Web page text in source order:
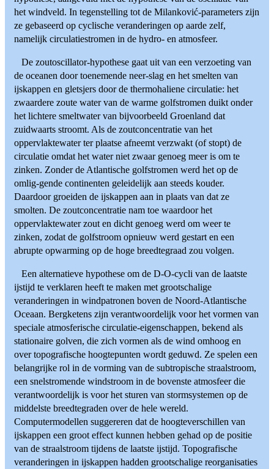
het windveld. In tegenstelling tot de Milanković-parameters zijn
ze gebaseerd op cyclische veranderingen op aarde zelf,
namelijk circulatiestromen in de hydro- en atmosfeer.
De zoutoscillator-hypothese gaat uit van een verzoeting van
de oceanen door toenemende neer-slag en het smelten van
ijskappen en gletsjers door de thermohaliene circulatie: het
zwaardere zoute water van de warme golfstromen duikt onder
het lichtere smeltwater van bijvoorbeeld Groenland dat
zuidwaarts stroomt. Als de zoutconcentratie van het
oppervlaktewater ter plaatse afneemt verzwakt (of stopt) de
circulatie omdat het water niet zwaar genoeg meer is om te
zinken. Zonder de Atlantische golfstromen werd het op de
omlig-gende continenten geleidelijk aan steeds kouder.
Daardoor groeiden de ijskappen aan in plaats van dat ze
smolten. De zoutconcentratie nam toe waardoor het
oppervlaktewater zout en dicht genoeg werd om weer te
zinken, zodat de golfstroom opnieuw werd gestart en een
abrupte opwarming op de hoge breedtegraad zou volgen.
Een alternatieve hypothese om de D-O-cycli van de laatste
ijstijd te verklaren heeft te maken met grootschalige
veranderingen in windpatronen boven de Noord-Atlantische
Oceaan. Bergketens zijn verantwoordelijk voor het vormen van
speciale atmosferische circulatie-eigenschappen, bekend als
stationaire golven, die zich vormen als de wind omhoog en
over topografische hoogtepunten wordt geduwd. Ze spelen een
belangrijke rol in de vorming van de subtropische straalstroom,
een snelstromende windstroom in de bovenste atmosfeer die
verantwoordelijk is voor het sturen van stormsystemen op de
middelste breedtegraden over de hele wereld.
Computermodellen suggereren dat de hoogteverschillen van
ijskappen een groot effect kunnen hebben gehad op de positie
van de straalstroom tijdens de laatste ijstijd. Topografische
veranderingen in ijskappen hadden grootschalige reorganisaties